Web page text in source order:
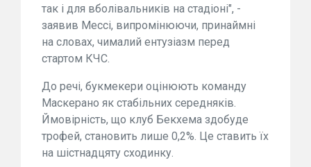
так і для вболівальників на стадіоні", -
заявив Мессі, випромінюючи, принаймні
на словах, чималий ентузіазм перед
стартом КЧС.
До речі, букмекери оцінюють команду
Маскерано як стабільних середняків.
Ймовірність, що клуб Бекхема здобуде
трофей, становить лише 0,2%. Це ставить їх
на шістнадцяту сходинку.